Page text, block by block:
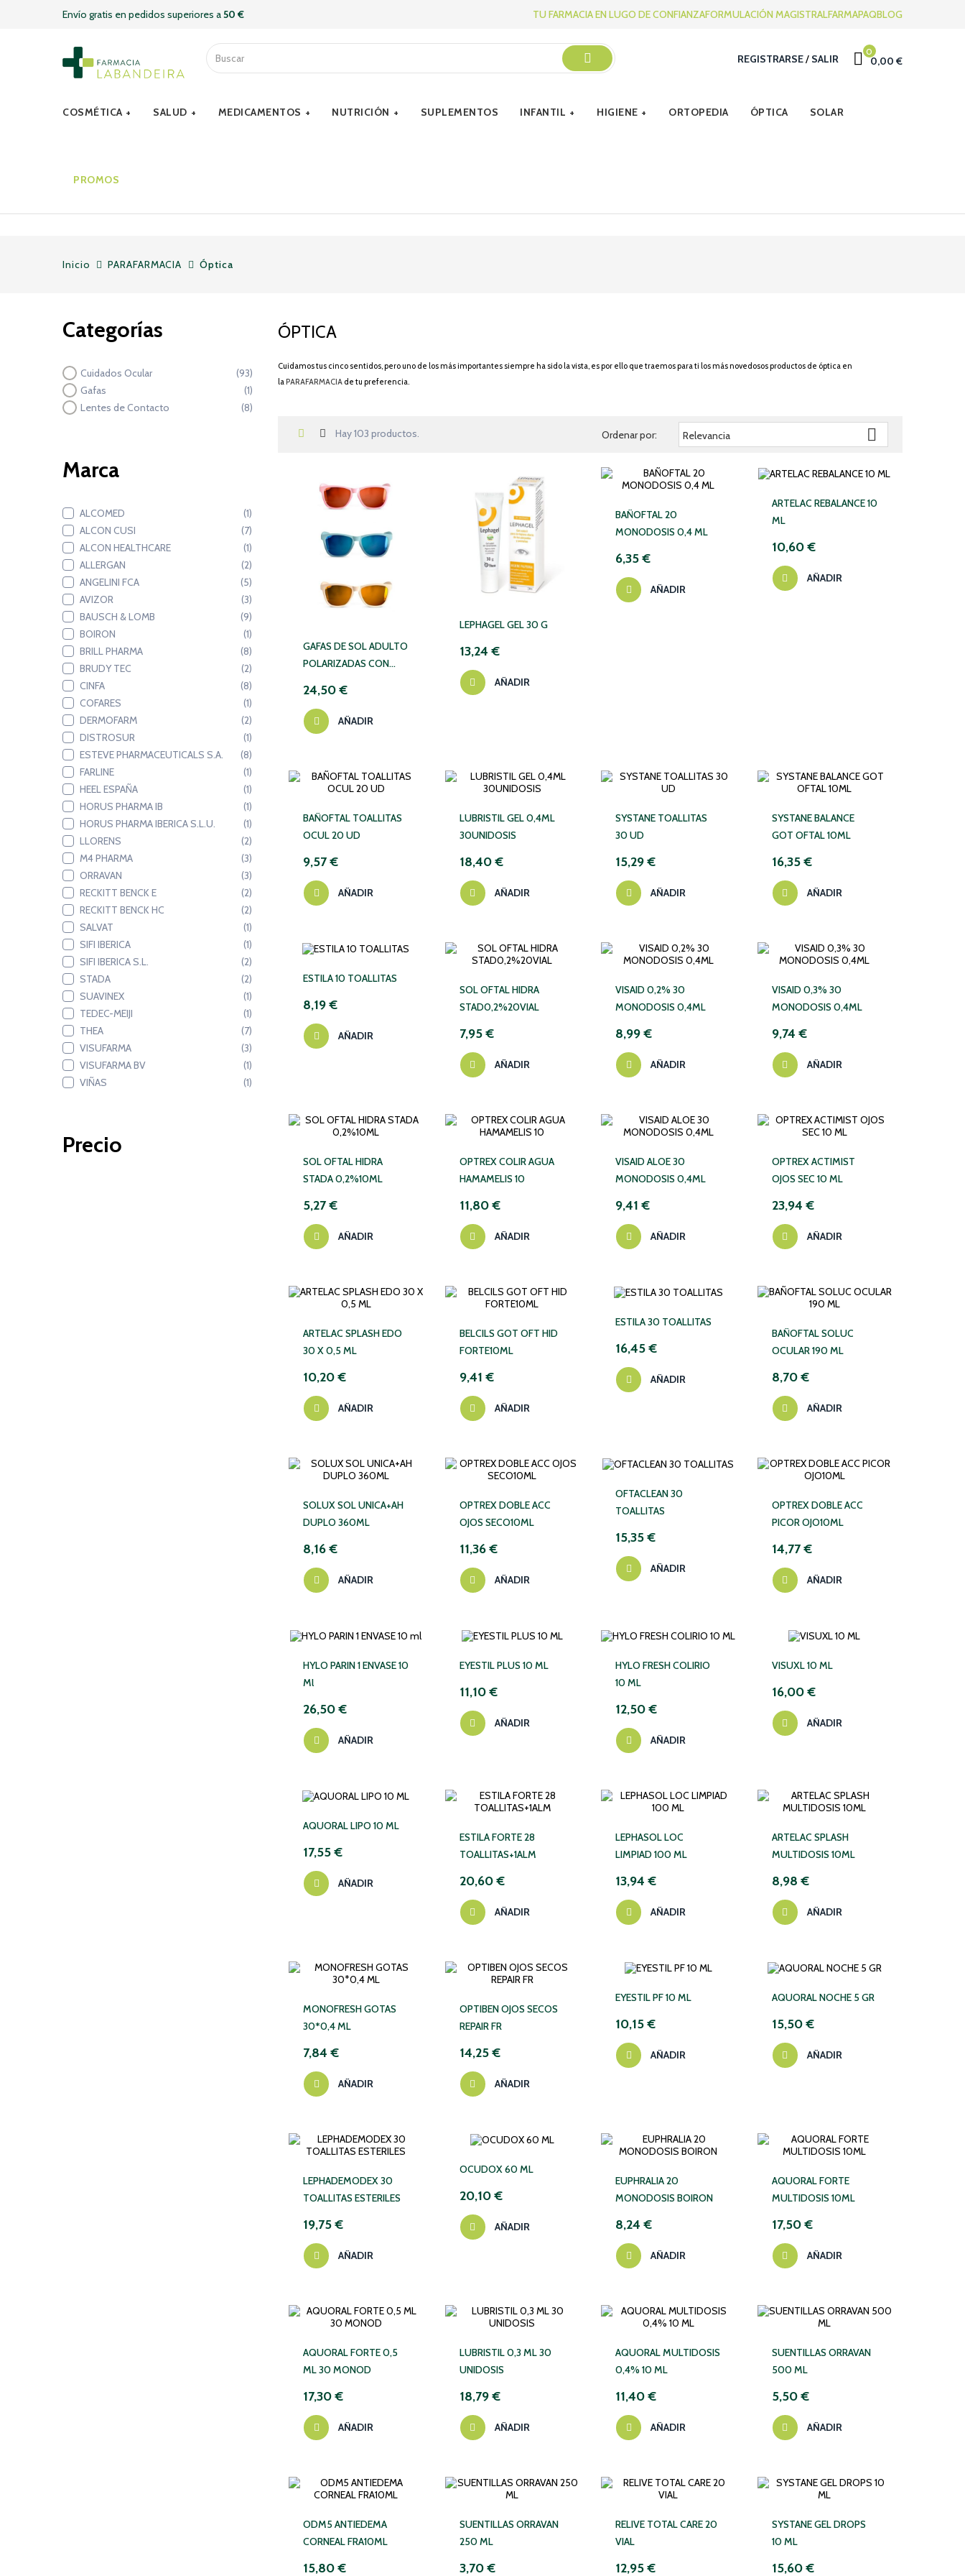
Envío gratis en pedidos superiores a50 € TU FARMACIA EN LUGO DE CONFIANZAFORMULACIÓN MAGISTRALFARMAPAQBLOG
REGISTRARSE/ SALIR
0
0,00 €
COSMÉTICA SALUD MEDICAMENTOS NUTRICIÓN SUPLEMENTOS INFANTIL HIGIENE ORTOPEDIA ÓPTICA SOLAR
PROMOS
Inicio PARAFARMACIA Óptica
Categorías
Cuidados Ocular
(93)
Gafas
(1)
Lentes de Contacto
(8)
Marca
ALCOMED
(1)
ALCON CUSI
(7)
ALCON HEALTHCARE
(1)
ALLERGAN
(2)
ANGELINI FCA
(5)
AVIZOR
(3)
BAUSCH & LOMB
(9)
BOIRON
(1)
BRILL PHARMA
(8)
BRUDY TEC
(2)
CINFA
(8)
COFARES
(1)
DERMOFARM
(2)
DISTROSUR
(1)
ESTEVE PHARMACEUTICALS S.A.
(8)
FARLINE
(1)
HEEL ESPAÑA
(1)
HORUS PHARMA IB
(1)
HORUS PHARMA IBERICA S.L.U.
(1)
LLORENS
(2)
M4 PHARMA
(3)
ORRAVAN
(3)
RECKITT BENCK E
(2)
RECKITT BENCK HC
(2)
SALVAT
(1)
SIFI IBERICA
(1)
SIFI IBERICA S.L.
(2)
STADA
(2)
SUAVINEX
(1)
TEDEC-MEIJI
(1)
THEA
(7)
VISUFARMA
(3)
VISUFARMA BV
(1)
VIÑAS
(1)
Precio
ÓPTICA
Cuidamos tus cinco sentidos, pero uno de los más importantes siempre ha sido la vista, es por ello que traemos para ti los más novedosos productos de óptica en
la PARAFARMACIA de tu preferencia.
Hay 103 productos. Ordenar por: Relevancia 
GAFAS DE SOL ADULTO
POLARIZADAS CON
UNIDAD
24,50 €
AÑADIR
LEPHAGEL GEL 30 G
13,24 €
AÑADIR
BAÑOFTAL 20
MONODOSIS 0,4 ML
6,35 €
AÑADIR
ARTELAC REBALANCE 10
ML
10,60 €
AÑADIR
BAÑOFTAL TOALLITAS
OCUL 20 UD
9,57 €
AÑADIR
LUBRISTIL GEL 0,4ML
30UNIDOSIS
18,40 €
AÑADIR
SYSTANE TOALLITAS
30 UD
15,29 €
AÑADIR
SYSTANE BALANCE
GOT OFTAL 10ML
16,35 €
AÑADIR
ESTILA 10 TOALLITAS
8,19 €
AÑADIR
SOL OFTAL HIDRA
STAD0,2%20VIAL
7,95 €
AÑADIR
VISAID 0,2% 30
MONODOSIS 0,4ML
8,99 €
AÑADIR
VISAID 0,3% 30
MONODOSIS 0,4ML
9,74 €
AÑADIR
SOL OFTAL HIDRA
STADA 0,2%10ML
5,27 €
AÑADIR
OPTREX COLIR AGUA
HAMAMELIS 10
11,80 €
AÑADIR
VISAID ALOE 30
MONODOSIS 0,4ML
9,41 €
AÑADIR
OPTREX ACTIMIST
OJOS SEC 10 ML
23,94 €
AÑADIR
ARTELAC SPLASH EDO
30 X 0,5 ML
10,20 €
AÑADIR
BELCILS GOT OFT HID
FORTE10ML
9,41 €
AÑADIR
ESTILA 30 TOALLITAS
16,45 €
AÑADIR
BAÑOFTAL SOLUC
OCULAR 190 ML
8,70 €
AÑADIR
SOLUX SOL UNICA+AH
DUPLO 360ML
8,16 €
AÑADIR
OPTREX DOBLE ACC
OJOS SECO10ML
11,36 €
AÑADIR
OFTACLEAN 30
TOALLITAS
15,35 €
AÑADIR
OPTREX DOBLE ACC
PICOR OJO10ML
14,77 €
AÑADIR
HYLO PARIN 1 ENVASE 10
Ml
26,50 €
AÑADIR
EYESTIL PLUS 10 ML
11,10 €
AÑADIR
HYLO FRESH COLIRIO
10 ML
12,50 €
AÑADIR
VISUXL 10 ML
16,00 €
AÑADIR
AQUORAL LIPO 10 ML
17,55 €
AÑADIR
ESTILA FORTE 28
TOALLITAS+1ALM
20,60 €
AÑADIR
LEPHASOL LOC
LIMPIAD 100 ML
13,94 €
AÑADIR
ARTELAC SPLASH
MULTIDOSIS 10ML
8,98 €
AÑADIR
MONOFRESH GOTAS
30*0,4 ML
7,84 €
AÑADIR
OPTIBEN OJOS SECOS
REPAIR FR
14,25 €
AÑADIR
EYESTIL PF 10 ML
10,15 €
AÑADIR
AQUORAL NOCHE 5 GR
15,50 €
AÑADIR
LEPHADEMODEX 30
TOALLITAS ESTERILES
19,75 €
AÑADIR
OCUDOX 60 ML
20,10 €
AÑADIR
EUPHRALIA 20
MONODOSIS BOIRON
8,24 €
AÑADIR
AQUORAL FORTE
MULTIDOSIS 10ML
17,50 €
AÑADIR
AQUORAL FORTE 0,5
ML 30 MONOD
17,30 €
AÑADIR
LUBRISTIL 0,3 ML 30
UNIDOSIS
18,79 €
AÑADIR
AQUORAL MULTIDOSIS
0,4% 10 ML
11,40 €
AÑADIR
SUENTILLAS ORRAVAN
500 ML
5,50 €
AÑADIR
ODM5 ANTIEDEMA
CORNEAL FRA10ML
15,80 €
SUENTILLAS ORRAVAN
250 ML
3,70 €
RELIVE TOTAL CARE 20
VIAL
12,95 €
SYSTANE GEL DROPS
10 ML
15,60 €